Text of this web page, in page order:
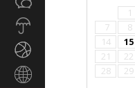
1
7
8
14
15
21
22
28
29